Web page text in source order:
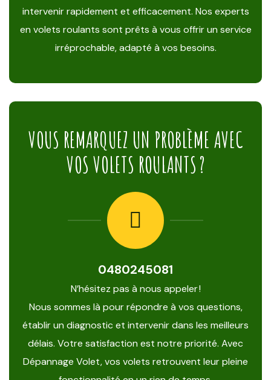
intervenir rapidement et efficacement. Nos experts
en volets roulants sont prêts à vous offrir un service
irréprochable, adapté à vos besoins.
VOUS REMARQUEZ UN PROBLÈME AVEC
VOS VOLETS ROULANTS ?
0480245081
N’hésitez pas à nous appeler !
Nous sommes là pour répondre à vos questions,
établir un diagnostic et intervenir dans les meilleurs
délais. Votre satisfaction est notre priorité. Avec
Dépannage Volet, vos volets retrouvent leur pleine